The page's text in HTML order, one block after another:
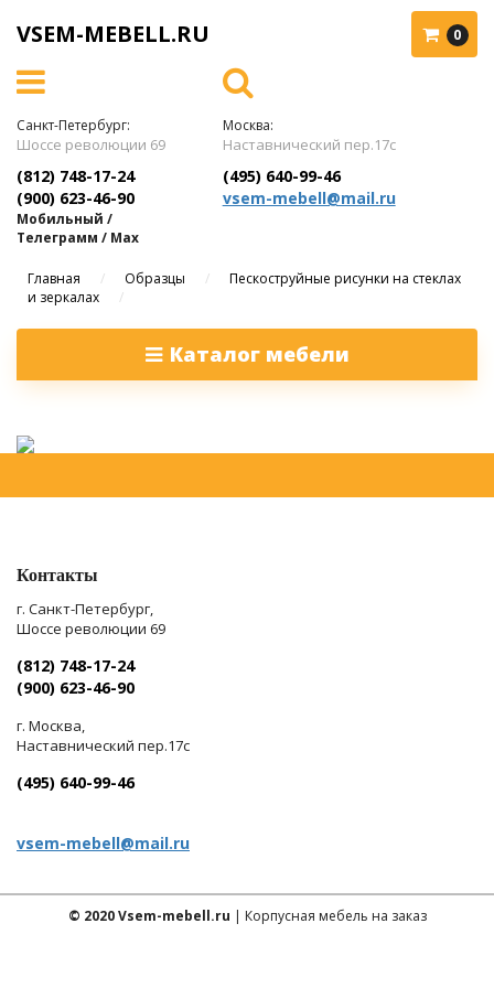
0
VSEM-MEBELL.RU
Санкт-Петербург:
Шоссе революции 69
(812) 748-17-24
(900) 623-46-90
Мобильный /
Телеграмм / Max
Москва:
Наставнический пер.17с
(495) 640-99-46
vsem-mebell@mail.ru
Главная / Образцы /
Пескоструйные рисунки на стеклах
и зеркалах
/
Каталог мебели
Контакты
г. Санкт-Петербург,
Шоссе революции 69
(812) 748-17-24
(900) 623-46-90
г. Москва,
Наставнический пер.17с
(495) 640-99-46
vsem-mebell@mail.ru
© 2020 Vsem-mebell.ru | Корпусная мебель на заказ